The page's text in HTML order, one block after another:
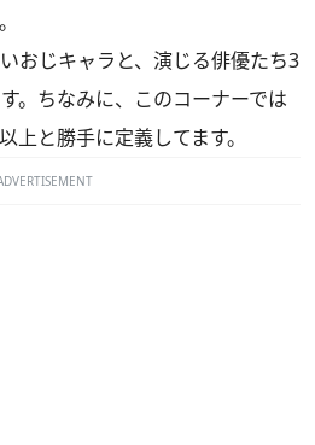
おじキャラと、演じる俳優たち3
。ちなみに、このコーナーでは
上と勝手に定義してます。